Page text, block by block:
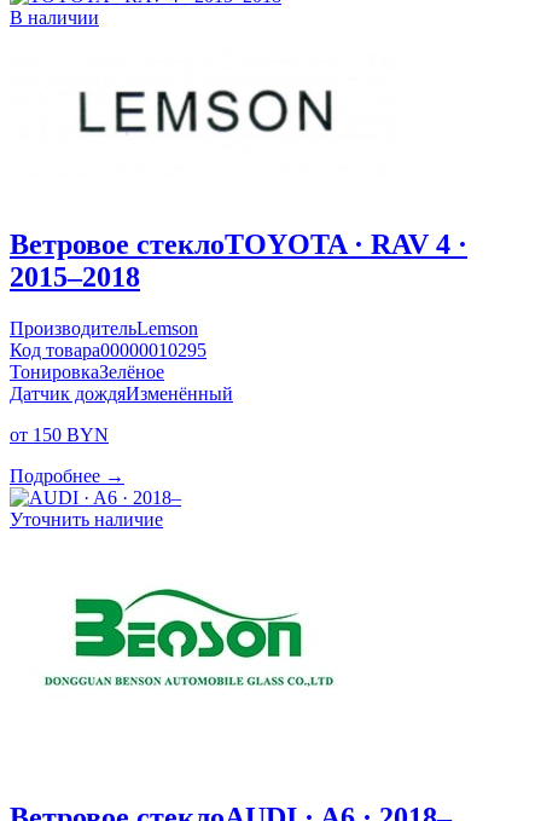
В наличии
Ветровое стеклоTOYOTA · RAV 4 ·
2015–2018
ПроизводительLemson
Код товара00000010295
ТонировкаЗелёное
Датчик дождяИзменённый
от 150 BYN
Подробнее →
Уточнить наличие